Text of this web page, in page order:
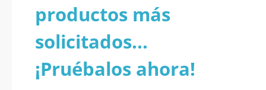
productos más
solicitados...
¡Pruébalos ahora!